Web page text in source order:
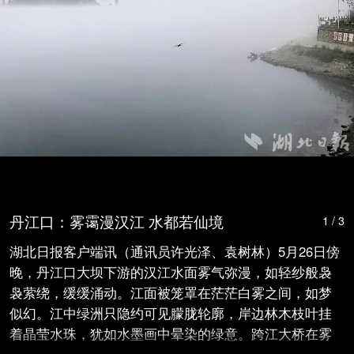
丹江口：雾霭漫汉江 水都若仙境 1 / 3
湖北日报客户端讯（通讯员许光泽、袁树林）5月26日傍
晚，丹江口大坝下游的汉江水面雾气弥漫，如轻纱般袅
袅萦绕，缓缓涌动。江面被笼罩在茫茫白雾之间，如梦
似幻。江中绿洲只隐约可见朦胧轮廓，岸边林木枝叶挂
着晶莹水珠，犹如水墨画中晕染的绿意。跨江大桥在雾